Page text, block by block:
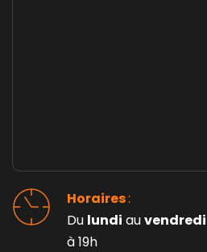
Horaires :
Du lundi au vendredi
à 19h